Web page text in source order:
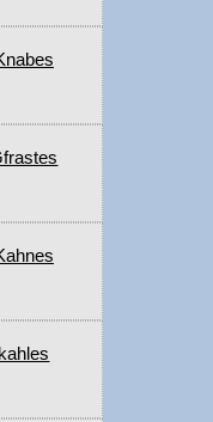
kahles